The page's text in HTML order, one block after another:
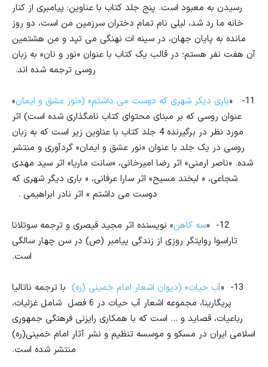
رسیدن به معبود است. پنج جلد کتاب با عناوین: پیامبری از کنار
خانه ما رد شد، لیلی نام تمام دختران سرزمین من است، دو روز
مانده به پایان جهان، در سینه ات نهنگی می تپد و من هشتمین
آن هفت نفر هستم؛ در قالب یک کتاب با عنوان «نور و نان» به زبان
روسی ترجمه شده اند.
11-
«باری دیگر شهری که دوست می داشتم» («نور عشق و ایمان»
عنوان روسی که بر مبنای محتوای کتاب نامگذاری شده است) اثر
مورد نظر در برگیرنده 4 جلد کتاب با عناوین زیر است که به زبان
روسی در یک جلد با عنوان «نور عشق و ایمان» گردآوری و منتشر
شده. «ناصر ارمنی» اثر رضا امیرخانی، «سانت ماریا» اثر سید مهدی
شجاعی، « لبخند مسیح» اثر سارا عرفانی، « باری دیگر شهری که
دوست می داشتم » اثر نادر ابراهیمی .
«سه کاهن» نویسنده اثر مجید قیصری و ترجمه سوتلانا
تاراسوا روایتگر روزی از زندگی پیامبر (ص) در سن چهار سالگی
است.
13-
«آب حیات» (دیوان اشعار امام خمینی (ره) با ترجمه ناتالیا
پریگارینا، مجموعه اشعار آب حیات در 6 فصل شامل غزلیات،
رباعیات، قصاید و … است که با همکاری رایزنی فرهنگی جمهوری
اسلامی ایران در مسکو و موسسه تنظیم و نشر آثار امام خمینی(ره)
منتشر شده است.